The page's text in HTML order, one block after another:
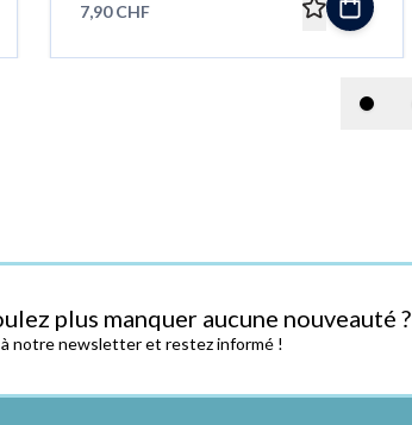
7,90 CHF
plus manquer aucune nouveauté ?
notre newsletter et restez informé !